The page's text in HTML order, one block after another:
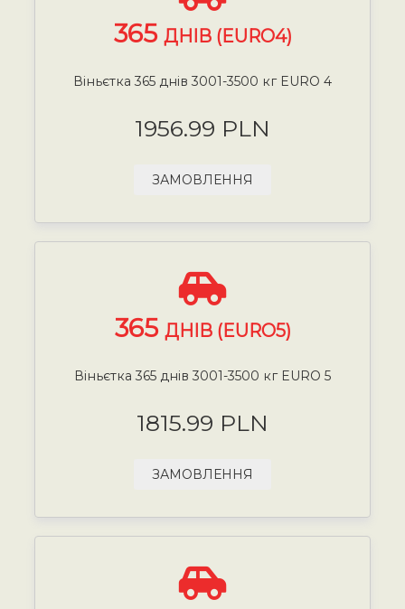
365 ДНІВ (EURO4)
Віньєтка 365 днів 3001-3500 кг EURO 4
1956.99 PLN
ЗАМОВЛЕННЯ
365 ДНІВ (EURO5)
Віньєтка 365 днів 3001-3500 кг EURO 5
1815.99 PLN
ЗАМОВЛЕННЯ